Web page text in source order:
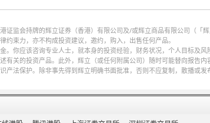
证监会持牌的辉立证券（香港）有限公司及/或辉立商品有限公司（
约束力，亦不构成投资建议，邀约，购入，出售任何产品。
。你应该咨询专业人士，就本身的投资经验，财务状况，个人目标
有关的投资产品。此外，辉立（或任何附属公司）随时可能替向报告内
产法保护。除非事先得到辉立明确书面批准，否则不应复制，散播或发